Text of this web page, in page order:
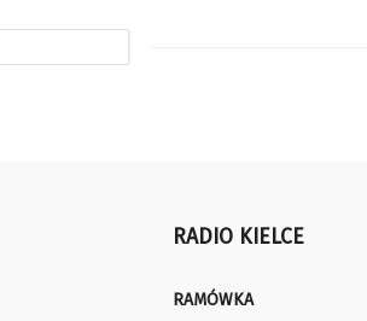
RADIO KIELCE
RAMÓWKA